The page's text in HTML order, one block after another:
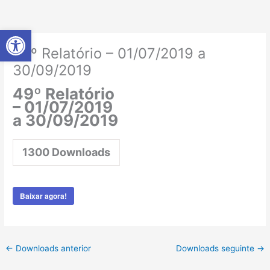
Abrir a barra de ferramentas
o
conteúdo
49º Relatório – 01/07/2019 a
30/09/2019
49º Relatório
– 01/07/2019
a 30/09/2019
1300 Downloads
Baixar agora!
← Downloads anterior Downloads seguinte →